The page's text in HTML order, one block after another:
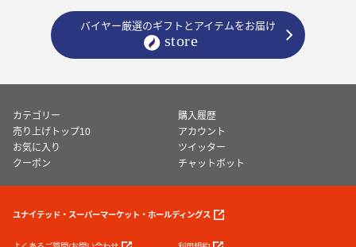
バイヤー厳選のギフトとアイテムをお届け
カテゴリー
購入履歴
売り上げトップ10
アカウント
お気に入り
ツイッター
クーポン
チャットボット
ユナイテッド・スーパーマーケット・ホールディングス